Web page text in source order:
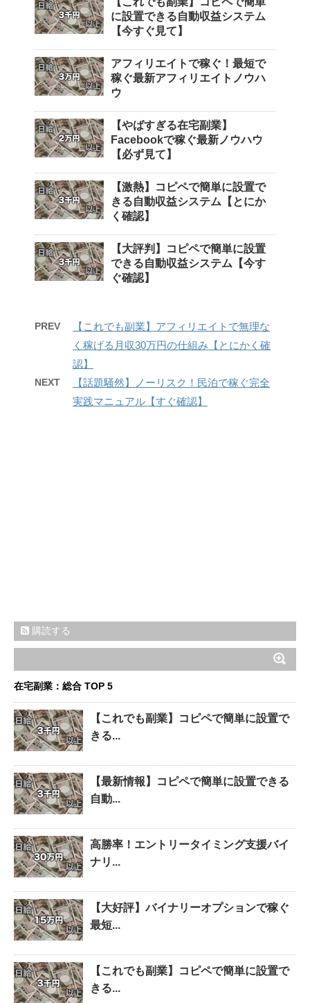
に設置できる自動収益システム
【今すぐ見て】
アフィリエイトで稼ぐ！最短で
稼ぐ最新アフィリエイトノウハ
ウ
【やばすぎる在宅副業】
Facebookで稼ぐ最新ノウハウ
【必ず見て】
【激熱】コピペで簡単に設置で
きる自動収益システム【とにか
く確認】
【大評判】コピペで簡単に設置
できる自動収益システム【今す
ぐ確認】
PREV
【これでも副業】アフィリエイトで無理な
く稼げる月収30万円の仕組み【とにかく確
認】
NEXT
【話題騒然】ノーリスク！民泊で稼ぐ完全
実践マニュアル【すぐ確認】
購読する
在宅副業：総合 TOP 5
【これでも副業】コピペで簡単に設置で
きる...
【最新情報】コピペで簡単に設置できる
自動...
高勝率！エントリータイミング支援バイ
ナリ...
【大好評】バイナリーオプションで稼ぐ
最短...
【これでも副業】コピペで簡単に設置で
きる...